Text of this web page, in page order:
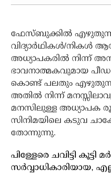
ഫേസ്‌ബുക്കിൽ എഴുതുന്ന
വിദ്യാർഥികൾ/നികൾ
അധ്യാപകരിൽ നിന്ന്
ഭാവനാത്മകവുമായ
കൊണ്ട് പലതും
അതിൽ നിന്ന്
മനസിലുള്ള അധ്യാപക
സിനിമയിലെ കടുവ
തോന്നുന്നു.
പിള്ളേരെ ചവിട്ടി കൂട്ടി
സർവ്വാധികാരിയായ,